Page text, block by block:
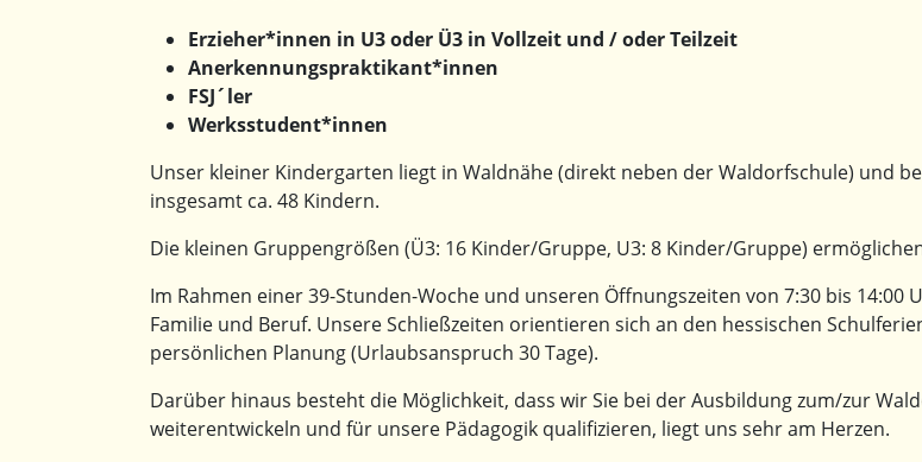
Erzieher*innen in U3 oder Ü3 in Vollzeit und / oder Teilzeit
Anerkennungspraktikant*innen
FSJ´ler
Werksstudent*innen
Unser kleiner Kindergarten liegt in Waldnähe (direkt neben der Waldorfschule) und
insgesamt ca. 48 Kindern.
Die kleinen Gruppengrößen (Ü3: 16 Kinder/Gruppe, U3: 8 Kinder/Gruppe)
Im Rahmen einer 39-Stunden-Woche und unseren Öffnungszeiten von 7:30 bis
Familie und Beruf. Unsere Schließzeiten orientieren sich an den hessischen
persönlichen Planung (Urlaubsanspruch 30 Tage).
Darüber hinaus besteht die Möglichkeit, dass wir Sie bei der Ausbildung zum/zur
weiterentwickeln und für unsere Pädagogik qualifizieren, liegt uns sehr am Herzen.